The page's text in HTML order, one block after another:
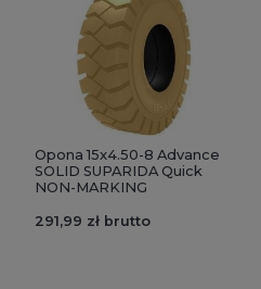
Opona 15x4.50-8 Advance
SOLID SUPARIDA Quick
NON-MARKING
291,99 zł brutto